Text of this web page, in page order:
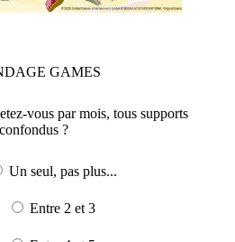
GAMES
vous par mois, tous supports
confondus ?
Un seul, pas plus...
Entre 2 et 3